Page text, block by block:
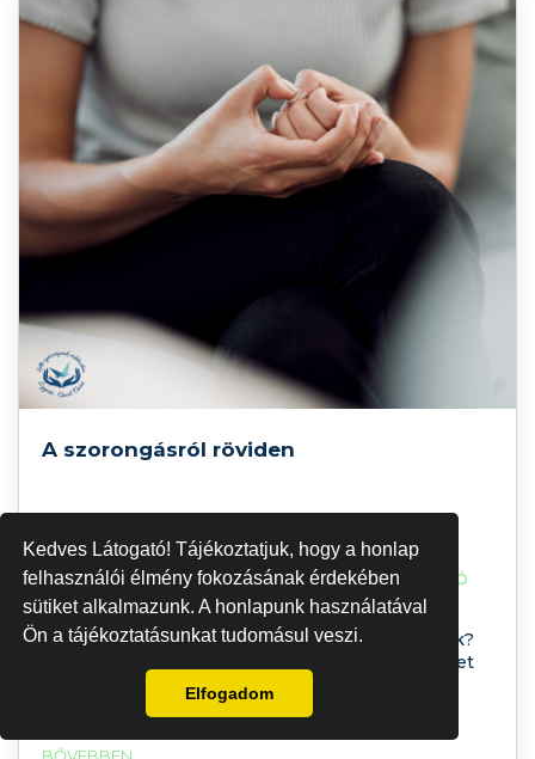
Kedves Látogató! Tájékoztatjuk, hogy a honlap
felhasználói élmény fokozásának érdekében
sütiket alkalmazunk. A honlapunk használatával
Ön a tájékoztatásunkat tudomásul veszi.
Elfogadom
A szorongásról röviden
MÁR 31,2019 | SZORONGÁS, SZORONGÁSTÜNETEI VIDEÓ
Mi az a szorongás? Milyen testi tünetei lehetnek?
Mi áll mögötte? Milyen lelki és testi betegségeket
okozhat, ha nem kezeljük?
BŐVEBBEN